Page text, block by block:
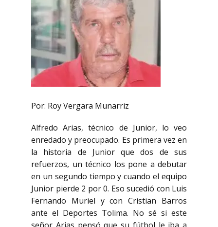
Por: Roy Vergara Munarriz
Alfredo Arias, técnico de Junior, lo veo
enredado y preocupado. Es primera vez en
la historia de Junior que dos de sus
refuerzos, un técnico los pone a debutar
en un segundo tiempo y cuando el equipo
Junior pierde 2 por 0. Eso sucedió con Luis
Fernando Muriel y con Cristian Barros
ante el Deportes Tolima. No sé si este